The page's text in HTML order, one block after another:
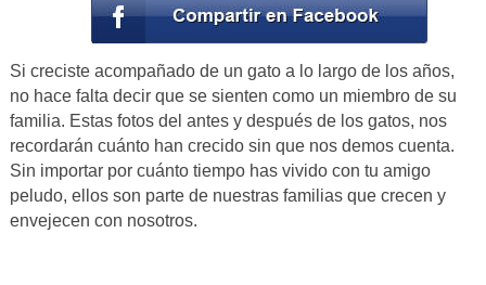
Si creciste acompañado de un gato a lo largo de los años,
no hace falta decir que se sienten como un miembro de su
familia. Estas fotos del antes y después de los gatos, nos
recordarán cuánto han crecido sin que nos demos cuenta.
Sin importar por cuánto tiempo has vivido con tu amigo
peludo, ellos son parte de nuestras familias que crecen y
envejecen con nosotros.